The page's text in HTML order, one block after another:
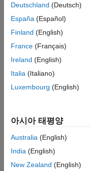
Deutschland (Deutsch)
España (Español)
Finland (English)
France (Français)
Ireland (English)
Italia (Italiano)
Luxembourg (English)
아시아 태평양
Australia (English)
India (English)
New Zealand (English)
애플리케이션 상태
© 1994-2026 The